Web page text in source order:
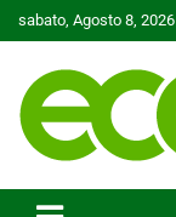
to
sabato, Agosto 8, 2026
Ecoo.it